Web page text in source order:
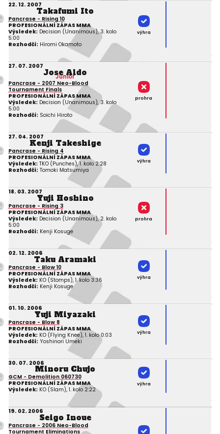
22. 12. 2007
Takafumi Ito
Pancrase - Rising 10
PROFESIONÁLNÍ ZÁPAS MMA
Výsledek: Decision (Unanimous), 3. kolo
5:00
Rozhodčí: Hiromi Okamoto
výhra
27. 07. 2007
Jose Aldo
Junior
Pancrase - 2007 Neo-Blood
Tournament Finals
PROFESIONÁLNÍ ZÁPAS MMA
Výsledek: Decision (Unanimous), 3. kolo
5:00
Rozhodčí: Soichi Hiroto
prohra
27. 04. 2007
Kenji Takeshige
Pancrase - Rising 4
PROFESIONÁLNÍ ZÁPAS MMA
Výsledek: TKO (Punches), 1. kolo 2:28
Rozhodčí: Tomoki Matsumiya
výhra
18. 03. 2007
Yuji Hoshino
Pancrase - Rising 3
PROFESIONÁLNÍ ZÁPAS MMA
Výsledek: Decision (Unanimous), 2. kolo
5:00
Rozhodčí: Kenji Kosuge
prohra
02. 12. 2006
Taku Aramaki
Pancrase - Blow 10
PROFESIONÁLNÍ ZÁPAS MMA
Výsledek: KO (Stomps), 1. kolo 3:36
Rozhodčí: Kenji Kosuge
výhra
01. 10. 2006
Yuji Miyazaki
Pancrase - Blow 8
PROFESIONÁLNÍ ZÁPAS MMA
Výsledek: KO (Flying Knee), 1. kolo 0:03
Rozhodčí: Yoshinori Umeki
výhra
30. 07. 2006
Minoru Chujo
GCM - Demolition 060730
PROFESIONÁLNÍ ZÁPAS MMA
Výsledek: KO (Slam), 1. kolo 2:22
výhra
19. 02. 2006
Seigo Inoue
Pancrase - 2006 Neo-Blood
Tournament Eliminations